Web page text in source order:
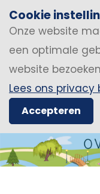
Cookie
Onze website
een optimale
website
Lees ons privacy
Accepteren